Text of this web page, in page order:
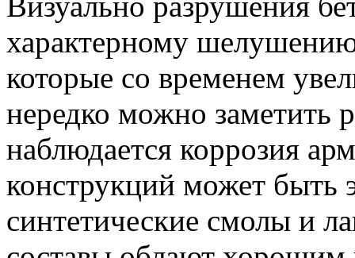
характерному
которые со временем
нередко можно заметить
наблюдается коррозия
конструкций может быть
синтетические смолы и